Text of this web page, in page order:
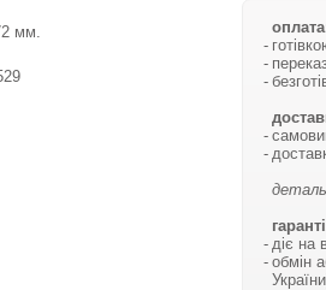
діє на
обмін
мм.